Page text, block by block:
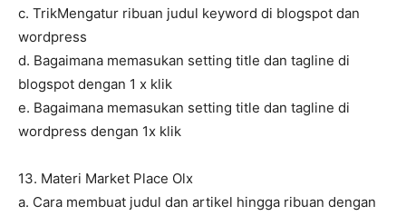
c. TrikMengatur ribuan judul keyword di blogspot dan
wordpress
d. Bagaimana memasukan setting title dan tagline di
blogspot dengan 1 x klik
e. Bagaimana memasukan setting title dan tagline di
wordpress dengan 1x klik
13. Materi Market Place Olx
a. Cara membuat judul dan artikel hingga ribuan dengan